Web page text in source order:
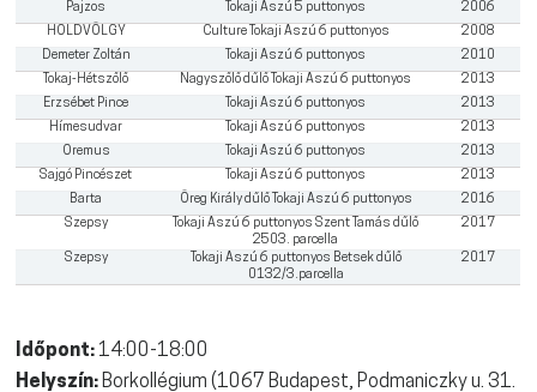
Pajzos Tokaji Aszú 5 puttonyos
2006
HOLDVÖLGY
Culture Tokaji Aszú 6 puttonyos
2008
Demeter Zoltán
Tokaji Aszú 6 puttonyos
2010
Tokaj-Hétszőlő
Nagyszőlő dűlő Tokaji Aszú 6 puttonyos
2013
Erzsébet Pince
Tokaji Aszú 6 puttonyos
2013
Hímesudvar
Tokaji Aszú 6 puttonyos
2013
Oremus
Tokaji Aszú 6 puttonyos
2013
Sajgó Pincészet
Tokaji Aszú 6 puttonyos
2013
Barta
Öreg Király dűlő Tokaji Aszú 6 puttonyos
2016
Szepsy
Tokaji Aszú 6 puttonyos Szent Tamás dűlő
2503. parcella
2017
Szepsy
Tokaji Aszú 6 puttonyos Betsek dűlő
0132/3.parcella
2017
Időpont: 14:00-18:00
Helyszín: Borkollégium (1067 Budapest, Podmaniczky u. 31.